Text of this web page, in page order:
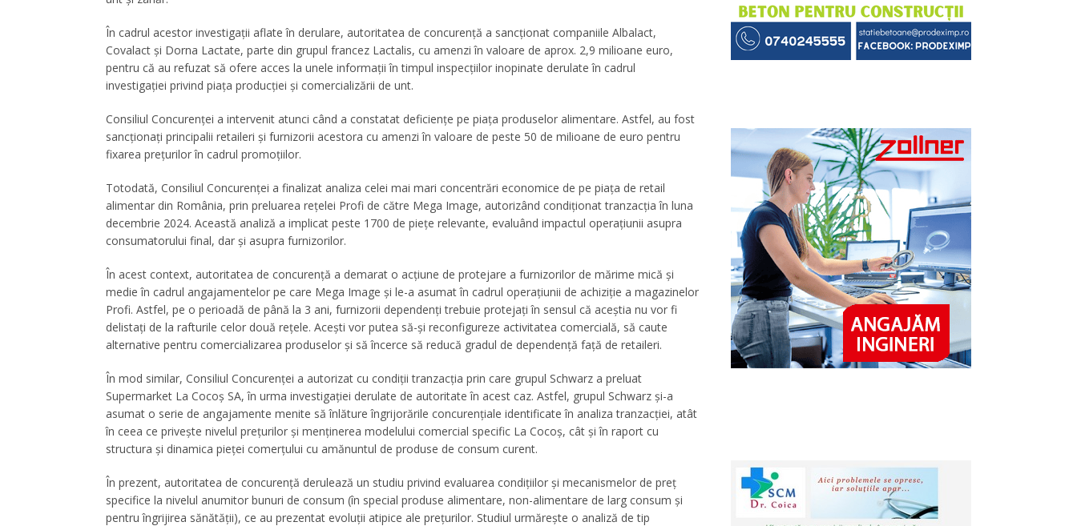
În cadrul acestor investigații aflate în derulare, autoritatea de concurență a sancționat companiile Albalact,
Covalact şi Dorna Lactate, parte din grupul francez Lactalis, cu amenzi în valoare de aprox. 2,9 milioane euro,
pentru că au refuzat să ofere acces la unele informații în timpul inspecțiilor inopinate derulate în cadrul
investigației privind piața producției şi comercializării de unt.
Consiliul Concurenței a intervenit atunci când a constatat deficiențe pe piața produselor alimentare. Astfel, au fost
sancționați principalii retaileri şi furnizorii acestora cu amenzi în valoare de peste 50 de milioane de euro pentru
fixarea prețurilor în cadrul promoţiilor.
Totodată, Consiliul Concurenței a finalizat analiza celei mai mari concentrări economice de pe piața de retail
alimentar din România, prin preluarea reţelei Profi de către Mega Image, autorizând condiționat tranzacția în luna
decembrie 2024. Această analiză a implicat peste 1700 de piețe relevante, evaluând impactul operațiunii asupra
consumatorului final, dar şi asupra furnizorilor.
În acest context, autoritatea de concurență a demarat o acțiune de protejare a furnizorilor de mărime mică şi
medie în cadrul angajamentelor pe care Mega Image şi le-a asumat în cadrul operațiunii de achiziție a magazinelor
Profi. Astfel, pe o perioadă de până la 3 ani, furnizorii dependenți trebuie protejați în sensul că aceştia nu vor fi
delistați de la rafturile celor două rețele. Acești vor putea să-şi reconfigureze activitatea comercială, să caute
alternative pentru comercializarea produselor și să încerce să reducă gradul de dependență față de retaileri.
În mod similar, Consiliul Concurenței a autorizat cu condiții tranzacția prin care grupul Schwarz a preluat
Supermarket La Cocoş SA, în urma investigației derulate de autoritate în acest caz. Astfel, grupul Schwarz şi-a
asumat o serie de angajamente menite să înlăture îngrijorările concurențiale identificate în analiza tranzacției, atât
în ceea ce priveşte nivelul prețurilor şi menţinerea modelului comercial specific La Cocoş, cât și în raport cu
structura și dinamica pieței comerțului cu amănuntul de produse de consum curent.
În prezent, autoritatea de concurență derulează un studiu privind evaluarea condițiilor şi mecanismelor de preț
specifice la nivelul anumitor bunuri de consum (în special produse alimentare, non-alimentare de larg consum și
pentru îngrijirea sănătății), ce au prezentat evoluții atipice ale prețurilor. Studiul urmăreşte o analiză de tip